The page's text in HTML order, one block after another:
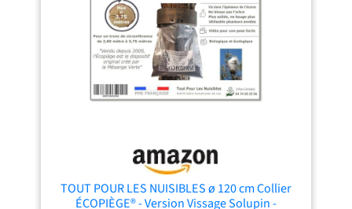
TOUT POUR LES NUISIBLES ø 120 cm Collier
ÉCOPIÈGE® - Version Vissage Solupin -